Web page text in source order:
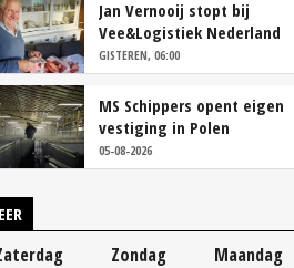
Jan Vernooij stopt bij
Vee&Logistiek Nederland
GISTEREN, 06:00
MS Schippers opent eigen
vestiging in Polen
05-08-2026
Zondag Maandag